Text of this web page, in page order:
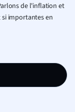
de l'inflation et
importantes en